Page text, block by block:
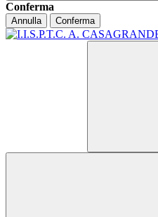
Conferma
Annulla Conferma